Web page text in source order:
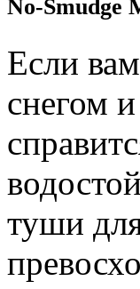
No-Smudge
Если
снегом
туши